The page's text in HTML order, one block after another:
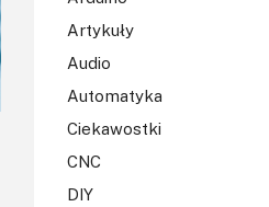
Artykuły
Audio
Automatyka
Ciekawostki
CNC
DIY